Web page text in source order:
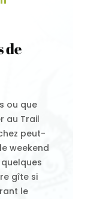
de
ou que
au Trail
peut-
weekend
gîte si
le